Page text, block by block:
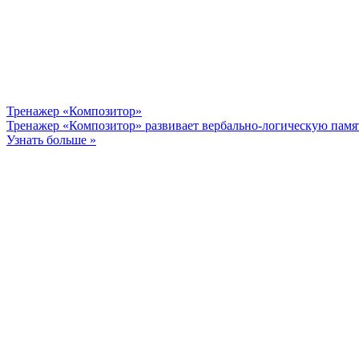
Тренажер «Композитор»
Тренажер «Композитор» развивает вербально-логическую
Узнать больше »